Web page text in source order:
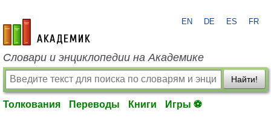
academic.ru
EN DE ES FR
Словари и энциклопедии на Академике
Найти!
Толкования Переводы Книги Игры ⚽